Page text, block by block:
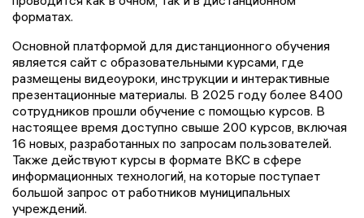
форматах.
Основной платформой для дистанционного обучения
является сайт с образовательными курсами, где
размещены видеоуроки, инструкции и интерактивные
презентационные материалы. В 2025 году более 8400
сотрудников прошли обучение с помощью курсов. В
настоящее время доступно свыше 200 курсов, включая
16 новых, разработанных по запросам пользователей.
Также действуют курсы в формате ВКС в сфере
информационных технологий, на которые поступает
большой запрос от работников муниципальных
учреждений.